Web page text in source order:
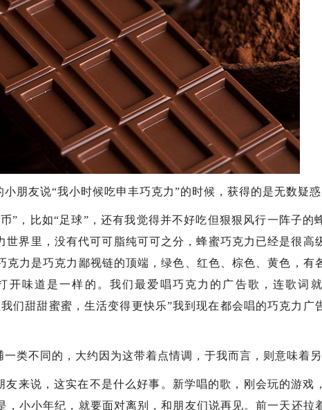
朋友说“我小时候吃申丰巧克力”的时候，获得的是无数疑惑
”，比如“足球”，还有我觉得并不好吃但狠狠风行一阵子的
界里，没有代可可脂纯可可之分，蜂蜜巧克力已经是很高
力是巧克力鄙视链的顶端，绿色、红色、棕色、黄色，有
味道是一样的。我们最爱唱巧克力的广告歌，连歌词
甜甜蜜蜜，生活变得更快乐”我到现在都会唱的巧克力广
类不同的，大约因为这带着点情调，于我而言，则意味着另
来说，这实在不是什么好事。新学唱的歌，刚会玩的游戏
小小年纪，就要面对离别，和朋友们说再见。前一天还拉